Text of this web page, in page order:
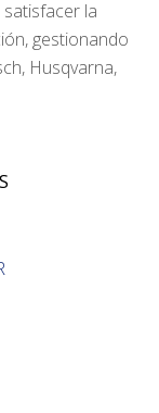
la
gestionando
Husqvarna,